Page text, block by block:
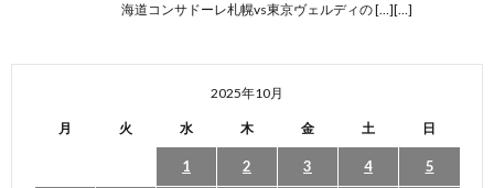
海道コンサドーレ札幌vs東京ヴェルディの […][…]
2025年10月
月 火 水 木 金 土 日
1 2 3 4 5